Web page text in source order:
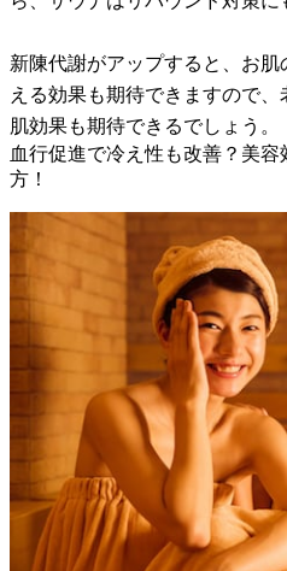
新陳代謝がアップすると、お
える効果も期待できますので
肌効果も期待できるでしょう。
血行促進で冷え性も改善？美
方！